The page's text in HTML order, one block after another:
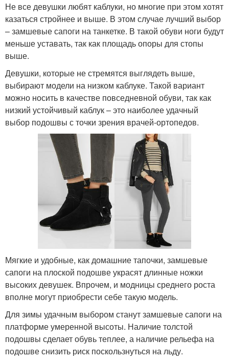
Не все девушки любят каблуки, но многие при этом хотят
казаться стройнее и выше. В этом случае лучший выбор
– замшевые сапоги на танкетке. В такой обуви ноги будут
меньше уставать, так как площадь опоры для стопы
выше.
Девушки, которые не стремятся выглядеть выше,
выбирают модели на низком каблуке. Такой вариант
можно носить в качестве повседневной обуви, так как
низкий устойчивый каблук – это наиболее удачный
выбор подошвы с точки зрения врачей-ортопедов.
Мягкие и удобные, как домашние тапочки, замшевые
сапоги на плоской подошве украсят длинные ножки
высоких девушек. Впрочем, и модницы среднего роста
вполне могут приобрести себе такую модель.
Для зимы удачным выбором станут замшевые сапоги на
платформе умеренной высоты. Наличие толстой
подошвы сделает обувь теплее, а наличие рельефа на
подошве снизить риск поскользнуться на льду.